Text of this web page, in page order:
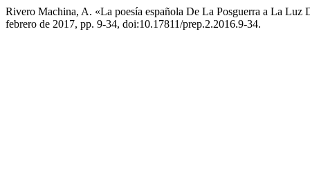
Rivero Machina, A. «La poesía española De La Posguerra a La Luz
febrero de 2017, pp. 9-34, doi:10.17811/prep.2.2016.9-34.